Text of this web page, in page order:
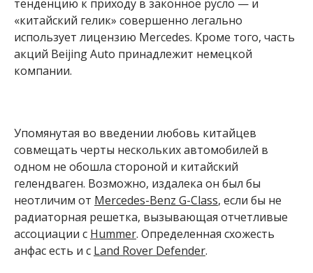
тенденцию к приходу в законное русло — и
«китайский гелик» совершенно легально
использует лицензию Mercedes. Кроме того, часть
акций Beijing Auto принадлежит немецкой
компании.
Упомянутая во введении любовь китайцев
совмещать черты нескольких автомобилей в
одном не обошла стороной и китайский
гелендваген. Возможно, издалека он был бы
неотличим от Mercedes-Benz G-Class, если бы не
радиаторная решетка, вызывающая отчетливые
ассоциации с Hummer. Определенная схожесть
анфас есть и с Land Rover Defender.